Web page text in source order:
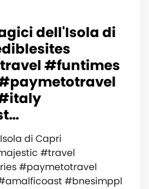
dell'Isola di
#funtimes
di Capri
#travel
#paymetotravel
#bnesimppl